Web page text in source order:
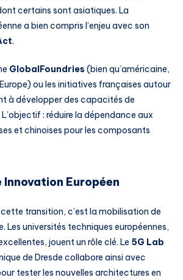
certains sont asiatiques. La
a bien compris l’enjeu avec son
.
GlobalFoundries (bien qu’américaine,
ou les initiatives françaises autour
à développer des capacités de
: réduire la dépendance aux
et chinoises pour les composants
Innovation Européen
transition, c’est la mobilisation de
Les universités techniques européennes,
jouent un rôle clé. Le 5G Lab
de Dresde collabore ainsi avec
tester les nouvelles architectures en